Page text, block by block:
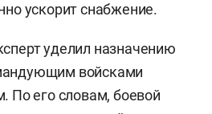
ускорит снабжение.
уделил назначению
войсками
По его словам, боевой